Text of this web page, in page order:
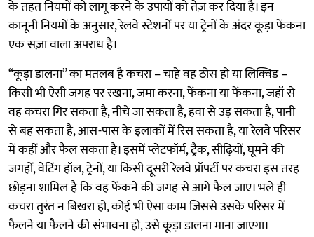
के तहत नियमों को लागू करने के उपायों को तेज़ कर दिया है। इन
कानूनी नियमों के अनुसार, रेलवे स्टेशनों पर या ट्रेनों के अंदर कूड़ा फेंकना
एक सज़ा वाला अपराध है।
“कूड़ा डालना” का मतलब है कचरा – चाहे वह ठोस हो या लिक्विड –
किसी भी ऐसी जगह पर रखना, जमा करना, फेंकना या फेंकना, जहाँ से
वह कचरा गिर सकता है, नीचे जा सकता है, हवा से उड़ सकता है, पानी
से बह सकता है, आस-पास के इलाकों में रिस सकता है, या रेलवे परिसर
में कहीं और फैल सकता है। इसमें प्लेटफॉर्म, ट्रैक, सीढ़ियों, घूमने की
जगहों, वेटिंग हॉल, ट्रेनों, या किसी दूसरी रेलवे प्रॉपर्टी पर कचरा इस तरह
छोड़ना शामिल है कि वह फेंकने की जगह से आगे फैल जाए। भले ही
कचरा तुरंत न बिखरा हो, कोई भी ऐसा काम जिससे उसके परिसर में
फैलने या फैलने की संभावना हो, उसे कूड़ा डालना माना जाएगा।